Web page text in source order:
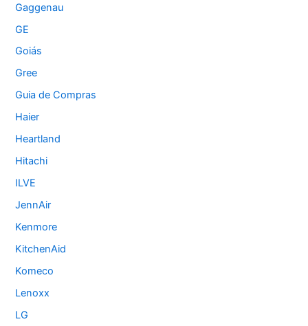
Gaggenau
GE
Goiás
Gree
Guia de Compras
Haier
Heartland
Hitachi
ILVE
JennAir
Kenmore
KitchenAid
Komeco
Lenoxx
LG